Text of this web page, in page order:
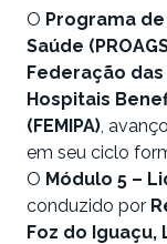
O Programa
Saúde
Federação
Hospitais
(FEMIPA),
em seu ciclo
O Módulo 5 –
conduzido por
Foz do Iguaçu,